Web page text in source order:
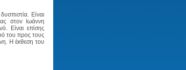
Είναι
στον Ιωάννη
Είναι επίσης
του προς τους
Η έκθεση του